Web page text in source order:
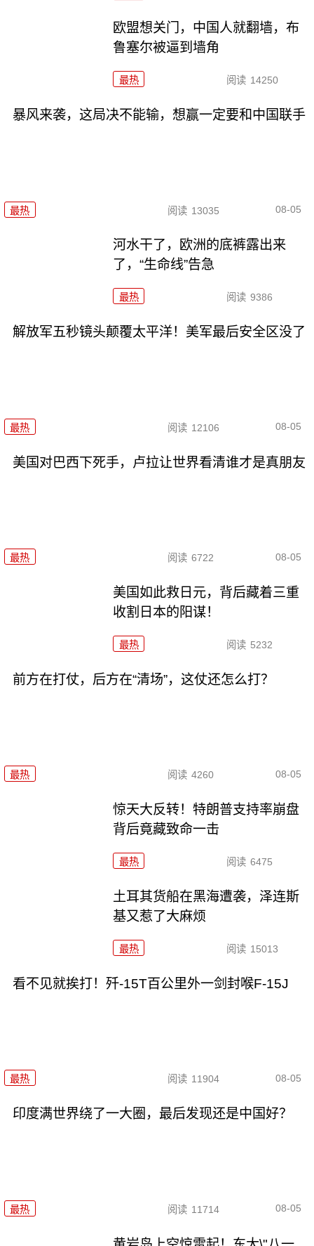
欧盟想关门，中国人就翻墙，布
鲁塞尔被逼到墙角
最热 阅读 14250
暴风来袭，这局决不能输，想赢一定要和中国联手
最热 阅读 13035 08-05
河水干了，欧洲的底裤露出来
了，“生命线”告急
最热 阅读 9386
解放军五秒镜头颠覆太平洋！美军最后安全区没了
最热 阅读 12106 08-05
美国对巴西下死手，卢拉让世界看清谁才是真朋友
最热 阅读 6722 08-05
美国如此救日元，背后藏着三重
收割日本的阳谋！
最热 阅读 5232
前方在打仗，后方在“清场”，这仗还怎么打？
最热 阅读 4260 08-05
惊天大反转！特朗普支持率崩盘
背后竟藏致命一击
最热 阅读 6475
土耳其货船在黑海遭袭，泽连斯
基又惹了大麻烦
最热 阅读 15013
看不见就挨打！歼-15T百公里外一剑封喉F-15J
最热 阅读 11904 08-05
印度满世界绕了一大圈，最后发现还是中国好？
最热 阅读 11714 08-05